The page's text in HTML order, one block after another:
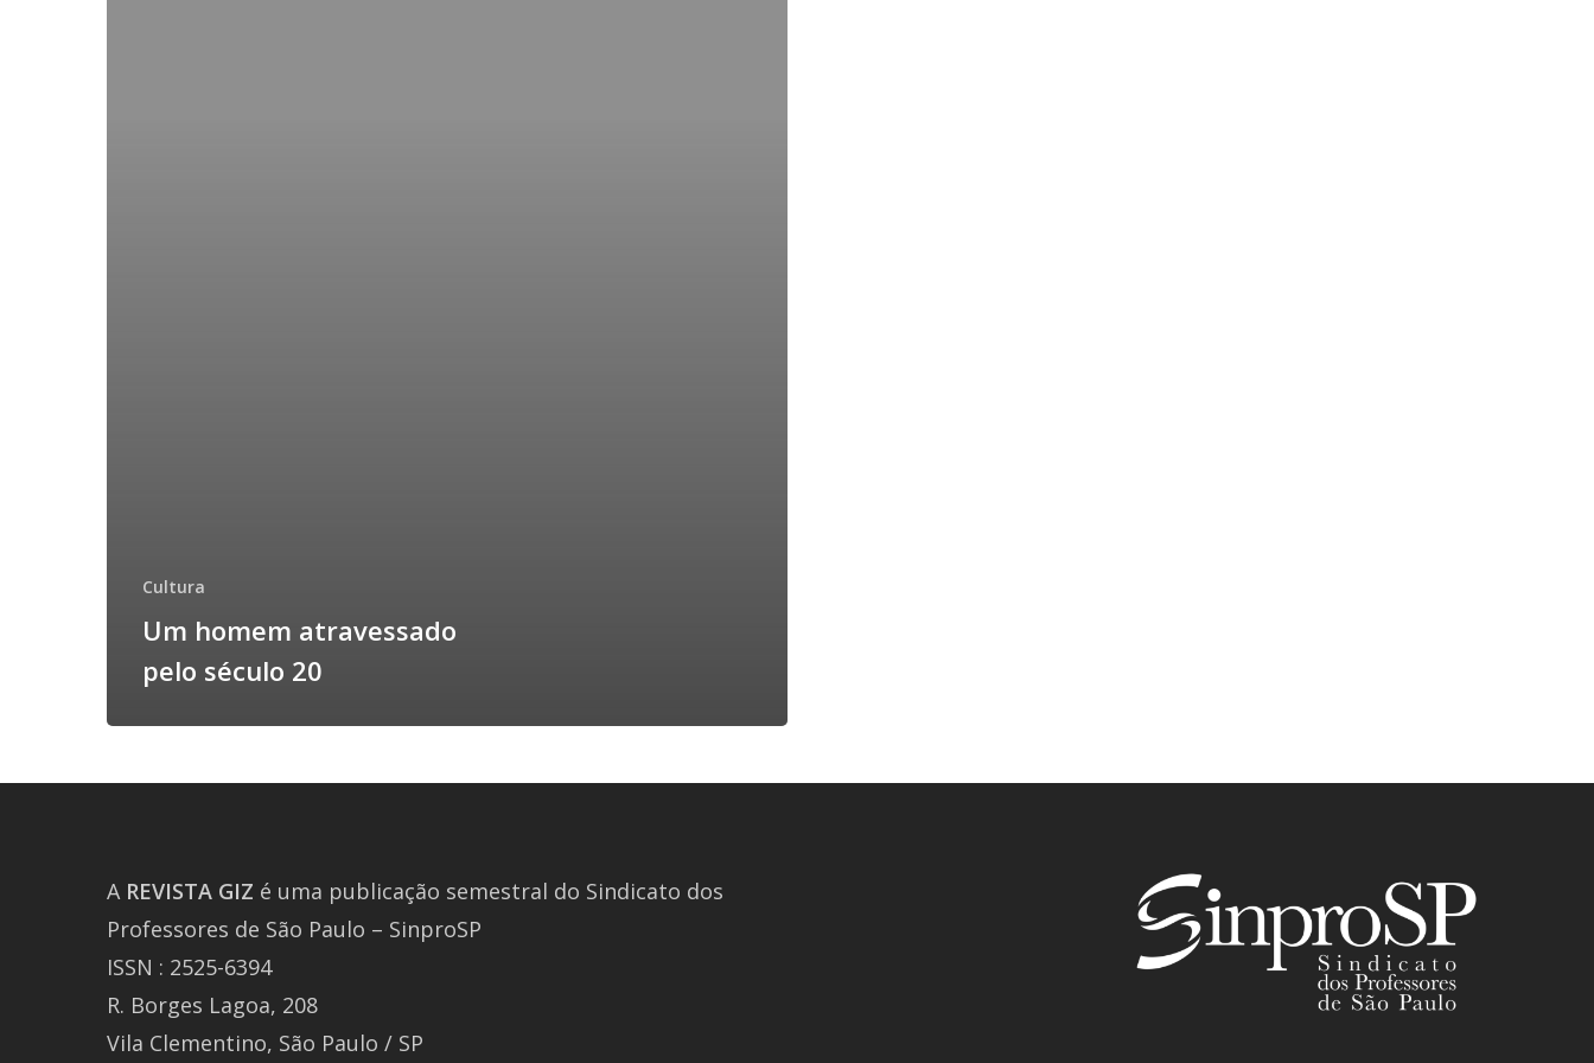
Cultura
Um homem atravessado
pelo século 20
A REVISTA GIZ é uma publicação semestral do Sindicato dos
Professores de São Paulo – SinproSP
ISSN : 2525-6394
R. Borges Lagoa, 208
Vila Clementino, São Paulo / SP